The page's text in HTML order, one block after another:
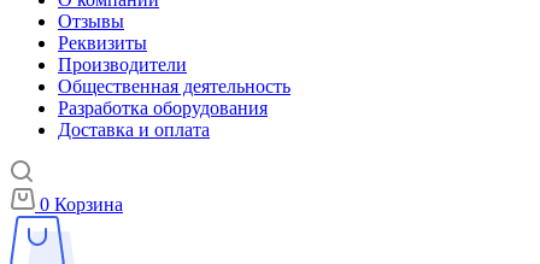
Отзывы
Реквизиты
Производители
Общественная деятельность
Разработка оборудования
Доставка и оплата
0 Корзина